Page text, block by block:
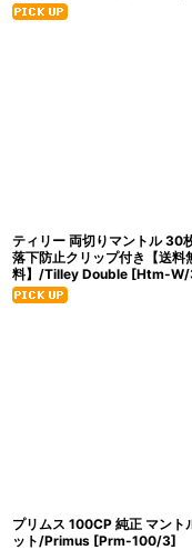
ティリー 両切りマントル 30
落下防止クリップ付き【送料
料】/Tilley Double [Htm-
プリムス 100CP 純正 マント
ット/Primus [Prm-100/3]